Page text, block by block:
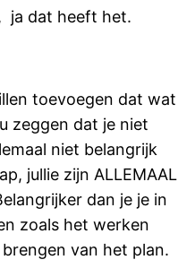
dat heeft het.
toevoegen dat wat
zeggen dat je niet
niet belangrijk
jullie zijn ALLEMAAL
dan je je in
zoals het werken
van het plan.